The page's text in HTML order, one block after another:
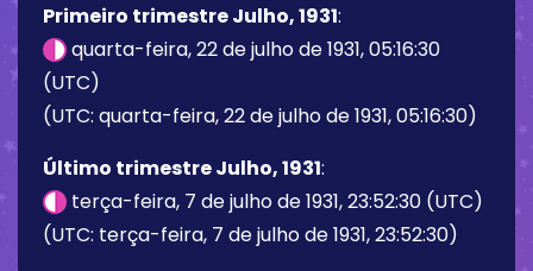
Primeiro trimestre Julho, 1931:
quarta-feira, 22 de julho de 1931, 05:16:30
(UTC)
(UTC: quarta-feira, 22 de julho de 1931, 05:16:30)
Último trimestre Julho, 1931:
terça-feira, 7 de julho de 1931, 23:52:30 (UTC)
(UTC: terça-feira, 7 de julho de 1931, 23:52:30)